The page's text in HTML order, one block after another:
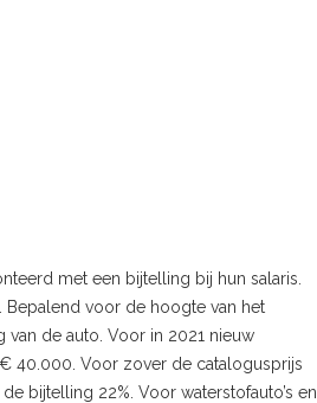
met een bijtelling bij hun salaris.
Bepalend voor de hoogte van het
de auto. Voor in 2021 nieuw
40.000. Voor zover de catalogusprijs
bijtelling 22%. Voor waterstofauto’s en